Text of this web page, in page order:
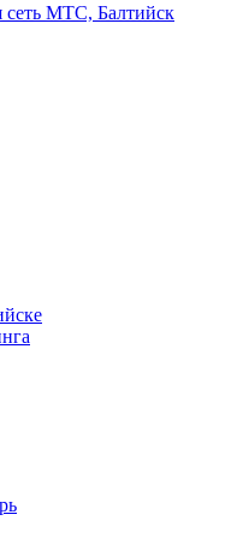
сеть МТС, Балтийск